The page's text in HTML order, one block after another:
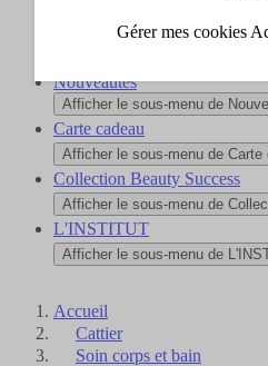
Nouveautés
Afficher le sous-menu de
Carte cadeau
Afficher le sous-menu de Carte
Collection Beauty Success
Afficher le sous-menu de
L'INSTITUT
Afficher le sous-menu de
Accueil
Cattier
Soin corps et bain
Gérer mes cookies